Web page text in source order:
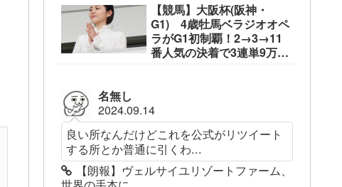
【競馬】大阪杯(阪神・
G1) 4歳牡馬ベラジオオペ
ラがG1初制覇！2→3→11
番人気の決着で3連単9万
名無し
2024.09.14
良い所なんだけどこれを公式がリツイート
する所とか普通に引くわ...
【朗報】ヴェルサイユリゾートファーム、